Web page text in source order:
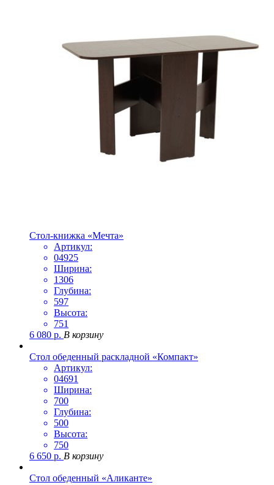
Стол-книжка «Мечта»
Артикул:
04925
Ширина:
1306
Глубина:
597
Высота:
751
6 080 р. В корзину
Стол обеденный раскладной «Компакт»
Артикул:
04691
Ширина:
700
Глубина:
500
Высота:
750
6 650 р. В корзину
Стол обеденный «Аликанте»